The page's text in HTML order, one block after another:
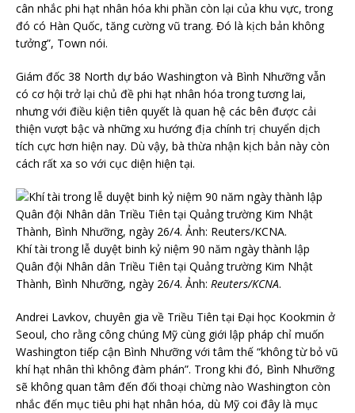
cân nhắc phi hạt nhân hóa khi phần còn lại của khu vực, trong
đó có Hàn Quốc, tăng cường vũ trang. Đó là kịch bản không
tưởng”, Town nói.
Giám đốc 38 North dự báo Washington và Bình Nhưỡng vẫn
có cơ hội trở lại chủ đề phi hạt nhân hóa trong tương lai,
nhưng với điều kiện tiên quyết là quan hệ các bên được cải
thiện vượt bậc và những xu hướng địa chính trị chuyển dịch
tích cực hơn hiện nay. Dù vậy, bà thừa nhận kịch bản này còn
cách rất xa so với cục diện hiện tại.
Khí tài trong lễ duyệt binh kỷ niệm 90 năm ngày thành lập
Quân đội Nhân dân Triều Tiên tại Quảng trường Kim Nhật
Thành, Bình Nhưỡng, ngày 26/4. Ảnh: Reuters/KCNA.
Andrei Lavkov, chuyên gia về Triều Tiên tại Đại học Kookmin ở
Seoul, cho rằng công chúng Mỹ cùng giới lập pháp chỉ muốn
Washington tiếp cận Bình Nhưỡng với tâm thế “không từ bỏ vũ
khí hạt nhân thì không đàm phán”. Trong khi đó, Bình Nhưỡng
sẽ không quan tâm đến đối thoại chừng nào Washington còn
nhắc đến mục tiêu phi hạt nhân hóa, dù Mỹ coi đây là mục